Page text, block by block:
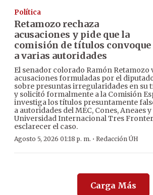
Política
Retamozo rechaza
acusaciones y pide que la
comisión de títulos convoque
a varias autoridades
El senador colorado Ramón Retamozo
acusaciones formuladas por el
sobre presuntas irregularidades en su
y solicitó formalmente a la Comisión
investiga los títulos presuntamente
a autoridades del MEC, Cones, Aneaes y
Universidad Internacional Tres
esclarecer el caso.
Agosto 5, 2026 01:18 p. m. · Redacción ÚH
Carga Más